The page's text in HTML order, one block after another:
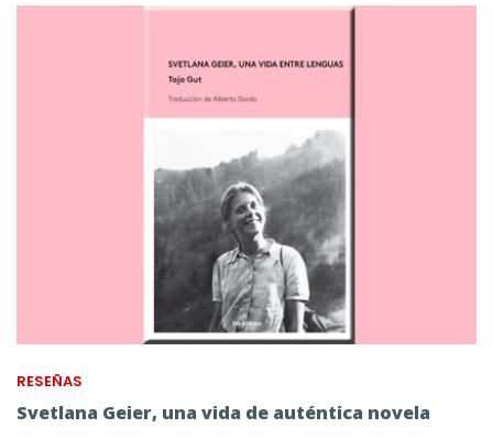
RESEÑAS
Svetlana Geier, una vida de auténtica novela